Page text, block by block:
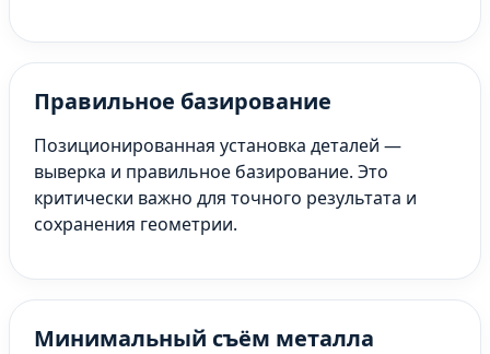
Правильное базирование
Позиционированная установка деталей —
выверка и правильное базирование. Это
критически важно для точного результата и
сохранения геометрии.
Минимальный съём металла